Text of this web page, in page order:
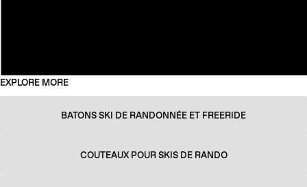
EXPLORE MORE
BATONS SKI DE RANDONNÉE ET FREERIDE
COUTEAUX POUR SKIS DE RANDO